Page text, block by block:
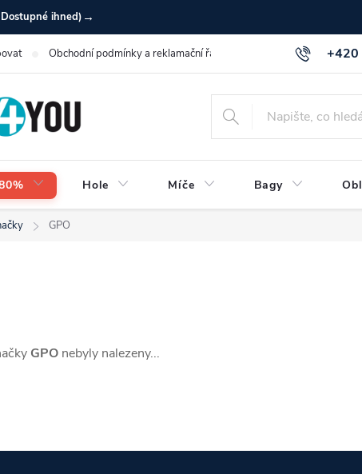
ihned) →
+420
Obchodní podmínky a reklamační řád GDPR info a směrnice
Hole Míče Bagy
GPO
GPO nebyly nalezeny...